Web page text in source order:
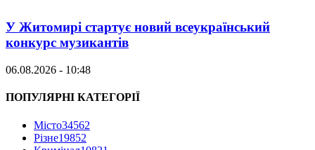
У Житомирі стартує новий всеукраїнський
конкурс музикантів
06.08.2026 - 10:48
ПОПУЛЯРНІ КАТЕГОРІЇ
Місто34562
Різне19852